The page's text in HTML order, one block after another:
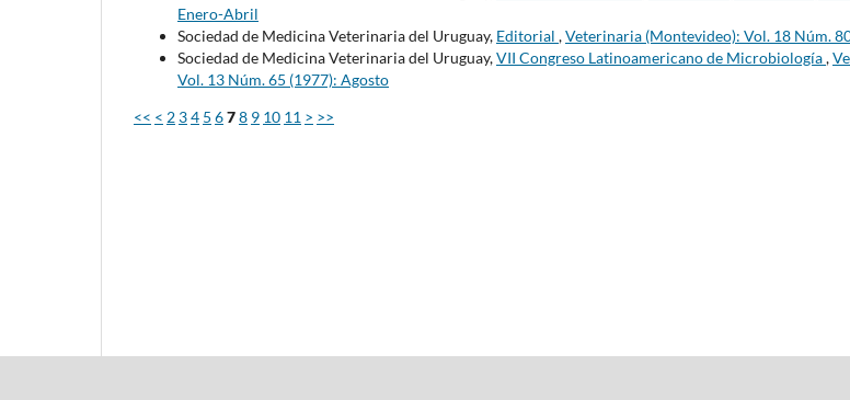
Enero-Abril
Sociedad de Medicina Veterinaria del Uruguay, Editorial ,Veterinaria (Montevideo): Vol. 18 Núm.
Sociedad de Medicina Veterinaria del Uruguay,VII Congreso Latinoamericano de Microbiología,
Vol. 13 Núm. 65 (1977): Agosto
<< < 2 34 5 678 9 10 11 > >>